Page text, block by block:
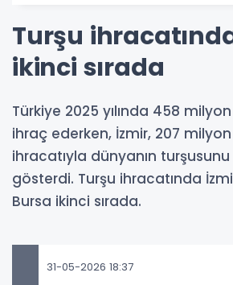
Turşu
ikinci sırada
Türkiye 2025 yılında 458
ihraç ederken, İzmir, 207
ihracatıyla dünyanın turşusunu
gösterdi. Turşu ihracatında
Bursa ikinci sırada.
31-05-2026 18:37